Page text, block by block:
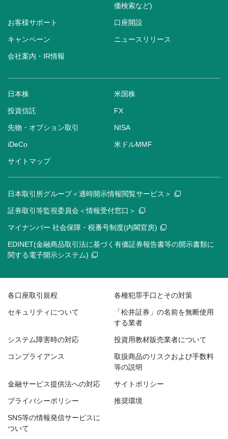
価検索など)
お客様サポート 口座開設
キャンペーン ニュースリリース
会社案内・IR情報
日本株 米国株
投資信託 FX
先物・オプション取引 NISA
iDeCo 米ドルMMF
サイトマップ
日本取引所グループ＜適時開示情報閲覧サービス＞
証券取引等監視委員会＜情報受付窓口＞
マイナンバー 社会保障・税番号制度(内閣官房)
EDINET(金融商品取引法に基づく有価証券報告書等の開示書類に
関する電子開示システム)
各口座取引規程 各種犯罪手口とその対策
セキュリティについて
「松井証券」の名前を無断使用
する業者
システム障害時の対応 投資用教材販売業者について
コンプライアンス
取扱商品のリスクおよび手数料
等の説明
金融サービス提供法への対応 サイトポリシー
プライバシーポリシー 推奨環境
SNS等の情報発信サービスに
ついて